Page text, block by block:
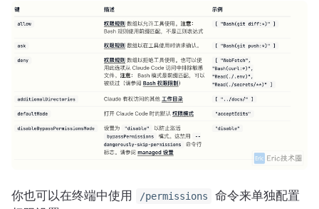
你也可以在终端中使用 /permissions
命令来单独配置